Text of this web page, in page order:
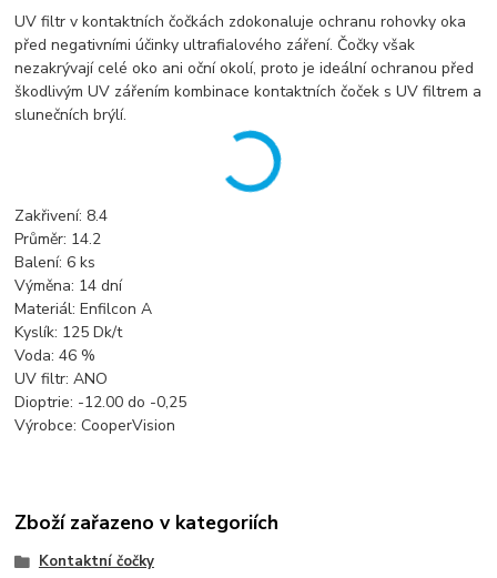
UV filtr v kontaktních čočkách zdokonaluje ochranu rohovky oka
před negativními účinky ultrafialového záření. Čočky však
nezakrývají celé oko ani oční okolí, proto je ideální ochranou před
škodlivým UV zářením kombinace kontaktních čoček s UV filtrem a
slunečních brýlí.
Zakřivení: 8.4
Průměr: 14.2
Balení: 6 ks
Výměna: 14 dní
Materiál: Enfilcon A
Kyslík: 125 Dk/t
Voda: 46 %
UV filtr: ANO
Dioptrie: -12.00 do -0,25
Výrobce: CooperVision
Zboží zařazeno v kategoriích
Kontaktní čočky